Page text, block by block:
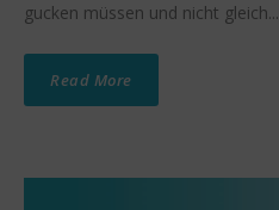
gucken müssen und nicht gleich...
Read More